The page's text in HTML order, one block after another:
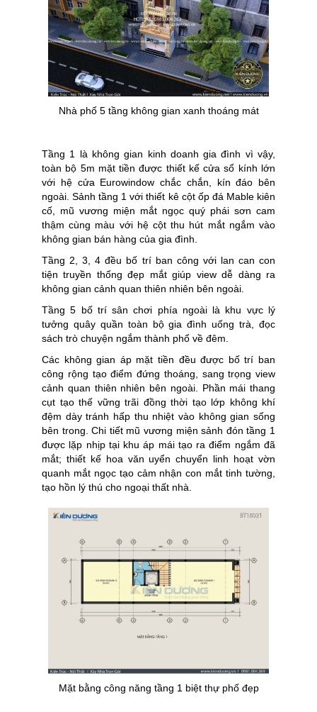
Nhà phố 5 tầng không gian xanh thoáng mát
Tầng 1 là không gian kinh doanh gia đình vì vậy,
toàn bộ 5m mặt tiền được thiết kế cửa sổ kính lớn
với hệ cửa Eurowindow chắc chắn, kín đáo bên
ngoài. Sảnh tầng 1 với thiết kê cột ốp đá Mable kiên
cố, mũ vương miện mắt ngọc quý phái sơn cam
thậm cùng màu với hệ cột thu hút mắt ngắm vào
không gian bán hàng của gia đình.
Tầng 2, 3, 4 đều bố trí ban công với lan can con
tiện truyền thống đẹp mắt giúp view dễ dàng ra
không gian cảnh quan thiên nhiên bên ngoài.
Tầng 5 bố trí sân chơi phía ngoài là khu vực lý
tưởng quây quần toàn bộ gia đình uống trà, đọc
sách trò chuyện ngắm thành phố về đêm.
Các không gian áp mặt tiền đều được bố trí ban
công rộng tạo điểm đứng thoáng, sang trọng view
cảnh quan thiên nhiên bên ngoài. Phần mái thang
cụt tạo thế vững trãi đồng thời tạo lớp không khí
đệm dày tránh hấp thu nhiệt vào không gian sống
bên trong. Chi tiết mũ vương miện sảnh đón tầng 1
được lặp nhịp tại khu áp mái tạo ra điểm ngắm đã
mắt; thiết kế hoa văn uyển chuyển linh hoạt vờn
quanh mắt ngọc tạo cảm nhận con mắt tinh tường,
tạo hồn lý thú cho ngoại thất nhà.
Mặt bằng công năng tầng 1 biệt thự phố đẹp